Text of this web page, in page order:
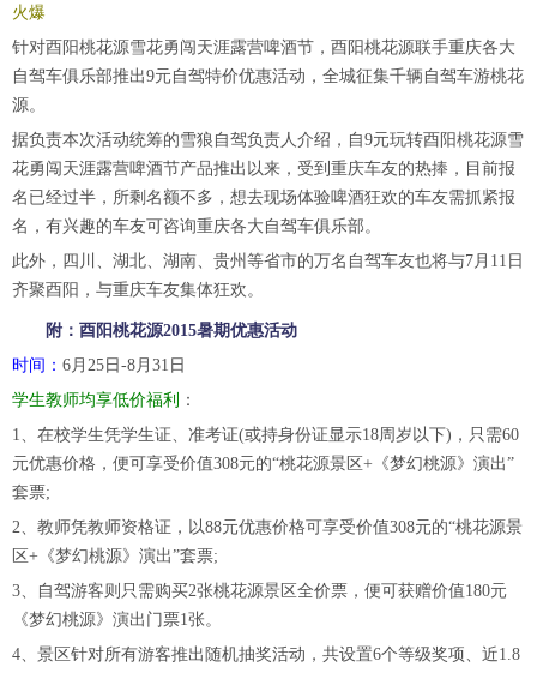
火爆
针对酉阳桃花源雪花勇闯天涯露营啤酒节，酉阳桃花源联手重庆各大
自驾车俱乐部推出9元自驾特价优惠活动，全城征集千辆自驾车游桃花
源。
据负责本次活动统筹的雪狼自驾负责人介绍，自9元玩转酉阳桃花源雪
花勇闯天涯露营啤酒节产品推出以来，受到重庆车友的热捧，目前报
名已经过半，所剩名额不多，想去现场体验啤酒狂欢的车友需抓紧报
名，有兴趣的车友可咨询重庆各大自驾车俱乐部。
此外，四川、湖北、湖南、贵州等省市的万名自驾车友也将与7月11日
齐聚酉阳，与重庆车友集体狂欢。
附：酉阳桃花源2015暑期优惠活动
时间： 6月25日-8月31日
学生教师均享低价福利
：
1、在校学生凭学生证、准考证(或持身份证显示18周岁以下)，只需60
元优惠价格，便可享受价值308元的“桃花源景区+《梦幻桃源》演出”
套票;
2、教师凭教师资格证，以88元优惠价格可享受价值308元的“桃花源景
区+《梦幻桃源》演出”套票;
3、自驾游客则只需购买2张桃花源景区全价票，便可获赠价值180元
《梦幻桃源》演出门票1张。
4、景区针对所有游客推出随机抽奖活动，共设置6个等级奖项、近1.8